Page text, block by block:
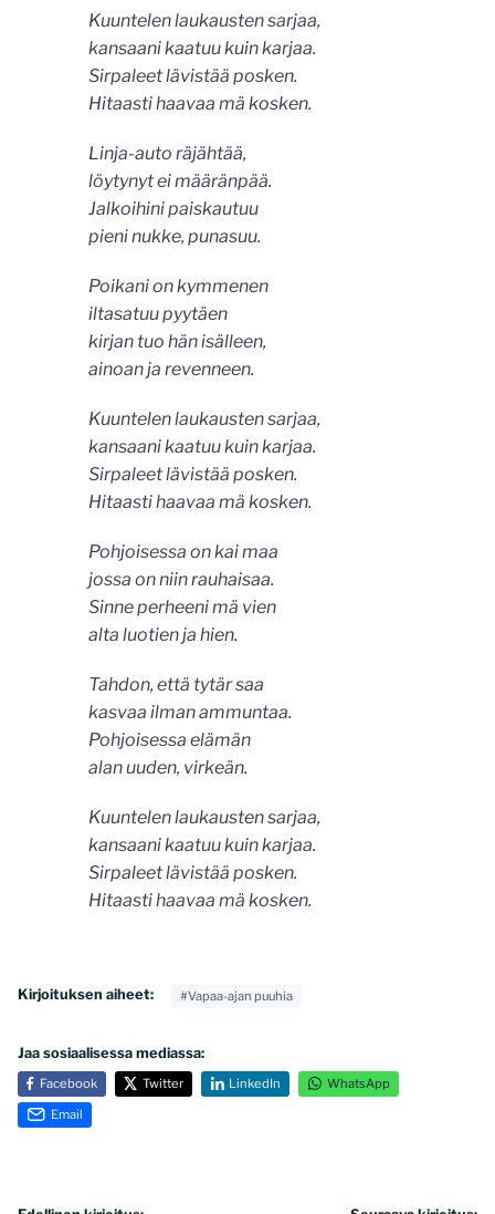
Kuuntelen laukausten sarjaa,
kansaani kaatuu kuin karjaa.
Sirpaleet lävistää posken.
Hitaasti haavaa mä kosken.
Linja-auto räjähtää,
löytynyt ei määränpää.
Jalkoihini paiskautuu
pieni nukke, punasuu.
Poikani on kymmenen
iltasatuu pyytäen
kirjan tuo hän isälleen,
ainoan ja revenneen.
Kuuntelen laukausten sarjaa,
kansaani kaatuu kuin karjaa.
Sirpaleet lävistää posken.
Hitaasti haavaa mä kosken.
Pohjoisessa on kai maa
jossa on niin rauhaisaa.
Sinne perheeni mä vien
alta luotien ja hien.
Tahdon, että tytär saa
kasvaa ilman ammuntaa.
Pohjoisessa elämän
alan uuden, virkeän.
Kuuntelen laukausten sarjaa,
kansaani kaatuu kuin karjaa.
Sirpaleet lävistää posken.
Hitaasti haavaa mä kosken.
Kirjoituksen aiheet: #Vapaa-ajan puuhia
Jaa sosiaalisessa mediassa:
Facebook Twitter LinkedIn WhatsApp
Email